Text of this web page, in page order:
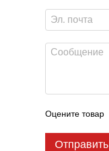
Оцените товар
Отправить